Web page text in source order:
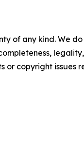
of any kind. We
or copyright issues